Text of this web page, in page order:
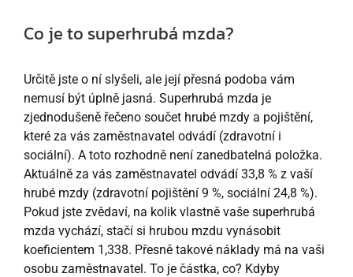
Co je to superhrubá mzda?
Určitě jste o ní slyšeli, ale její přesná podoba vám
nemusí být úplně jasná. Superhrubá mzda je
zjednodušeně řečeno součet hrubé mzdy a pojištění,
které za vás zaměstnavatel odvádí (zdravotní i
sociální). A toto rozhodně není zanedbatelná položka.
Aktuálně za vás zaměstnavatel odvádí 33,8 % z vaší
hrubé mzdy (zdravotní pojištění 9 %, sociální 24,8 %).
Pokud jste zvědaví, na kolik vlastně vaše superhrubá
mzda vychází, stačí si hrubou mzdu vynásobit
koeficientem 1,338. Přesně takové náklady má na vaši
osobu zaměstnavatel. To je částka, co? Kdyby